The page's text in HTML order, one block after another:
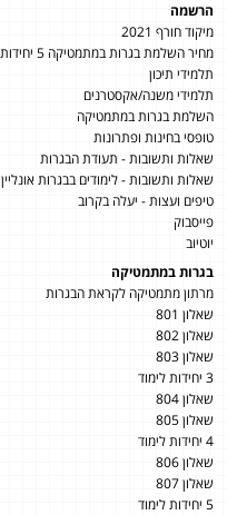
הרשמה
מיקוד חורף 2021
מחיר השלמת בגרות במתמטיקה 5 יחידות
תלמידי תיכון
תלמידי משנה/אקסטרנים
השלמת בגרות במתמטיקה
טופסי בחינות ופתרונות
שאלות ותשובות - תעודת הבגרות
שאלות ותשובות - לימודים בבגרות אונליין
טיפים ועצות - יעלה בקרוב
פייסבוק
יוטיוב
בגרות במתמטיקה
מרתון מתמטיקה לקראת הבגרות
שאלון 801
שאלון 802
שאלון 803
3 יחידות לימוד
שאלון 804
שאלון 805
4 יחידות לימוד
שאלון 806
שאלון 807
5 יחידות לימוד